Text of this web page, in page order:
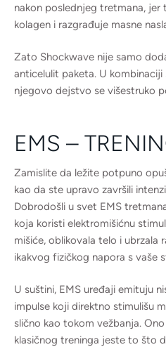
nakon poslednjeg tretmana,
kolagen i razgrađuje masne
Zato Shockwave nije samo
anticelulit paketa. U
njegovo dejstvo se višestruko
EMS –
Zamislite da ležite potpuno
kao da ste upravo završili
Dobrodošli u svet EMS
koja koristi elektromišićnu
mišiće, oblikovala telo i ubrzala
ikakvog fizičkog napora s vaše
U suštini, EMS uređaji emituju
impulse koji direktno stimulišu
slično kao tokom vežbanja.
klasičnog treninga jeste to što